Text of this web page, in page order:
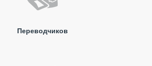
Переводчиков